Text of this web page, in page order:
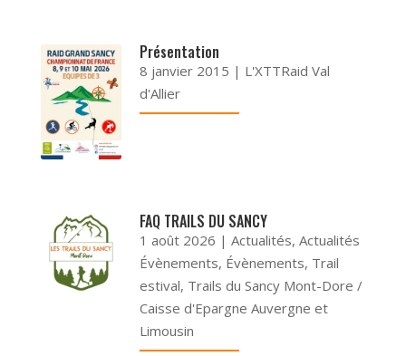
Présentation
8 janvier 2015 | L'XTTRaid Val
d'Allier
FAQ TRAILS DU SANCY
1 août 2026 |Actualités,Actualités
Évènements, Évènements, Trail
estival, Trails du Sancy Mont-Dore /
Caisse d'Epargne Auvergne et
Limousin